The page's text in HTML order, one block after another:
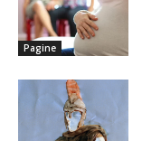
Pagine